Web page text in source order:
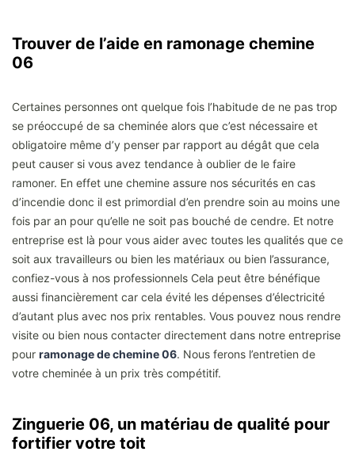
Trouver de l’aide en ramonage chemine
06
Certaines personnes ont quelque fois l’habitude de ne pas trop
se préoccupé de sa cheminée alors que c’est nécessaire et
obligatoire même d’y penser par rapport au dégât que cela
peut causer si vous avez tendance à oublier de le faire
ramoner. En effet une chemine assure nos sécurités en cas
d’incendie donc il est primordial d’en prendre soin au moins une
fois par an pour qu’elle ne soit pas bouché de cendre. Et notre
entreprise est là pour vous aider avec toutes les qualités que ce
soit aux travailleurs ou bien les matériaux ou bien l’assurance,
confiez-vous à nos professionnels Cela peut être bénéfique
aussi financièrement car cela évité les dépenses d’électricité
d’autant plus avec nos prix rentables. Vous pouvez nous rendre
visite ou bien nous contacter directement dans notre entreprise
pour ramonage de chemine 06. Nous ferons l’entretien de
votre cheminée à un prix très compétitif.
Zinguerie 06, un matériau de qualité pour
fortifier votre toit